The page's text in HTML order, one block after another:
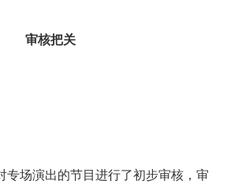
审核把关
专场演出的节目进行了初步审核，审